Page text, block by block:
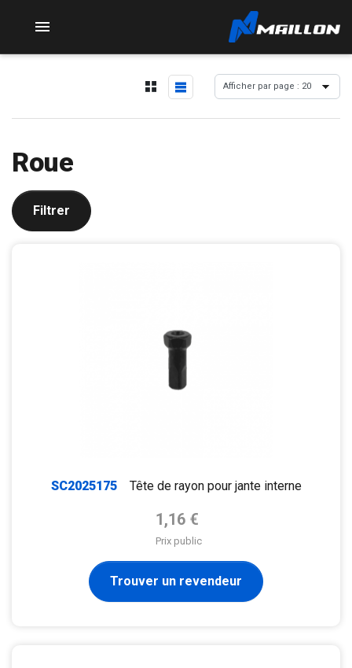

Roue
Filtrer
SC2025175
Tête de rayon pour jante interne
Prix de base
1,16 €
Prix public
Trouver un revendeur